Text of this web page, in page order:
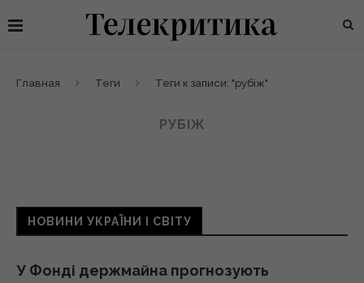
Главная Теги Теги к записи: "рубіж"
РУБІЖ
НОВИНИ УКРАЇНИ І СВІТУ
У Фонді держмайна прогнозують